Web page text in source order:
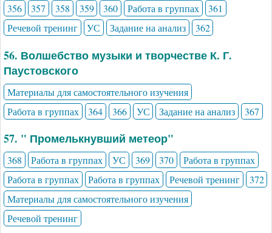
356 357 358 359 360 Работа в группах
361
Речевой тренинг
УС Задание на анализ 362
56. Волшебство музыки и творчестве К. Г.
Паустовского
Материалы для самостоятельного изучения
Работа в группах
364 366 УС Задание на анализ 367
57. " Промелькнувший метеор"
368 Работа в группах УС 369 370
Работа в группах
Работа в группах
Работа в группах Речевой тренинг
372
Материалы для самостоятельного изучения
Речевой тренинг